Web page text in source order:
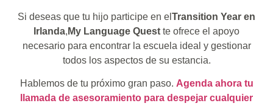
Si deseas que tu hijo participe en el Transition Year en
Irlanda, My Language Quest te ofrece el apoyo
necesario para encontrar la escuela ideal y gestionar
todos los aspectos de su estancia.
Hablemos de tu próximo gran paso. Agenda ahora tu
llamada de asesoramiento para despejar cualquier